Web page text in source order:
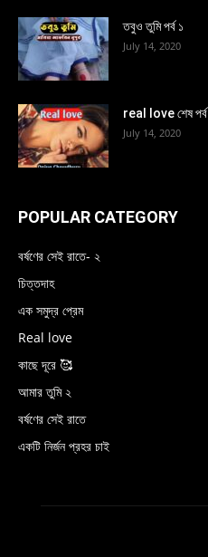
তবুও তুমি পর্ব ১
July 14, 2020
real love শেষ পর্ব
July 14, 2020
POPULAR CATEGORY
বর্ষণের সেই রাতে- ২
চিত্তদাহ
এক সমুদ্র প্রেম
Real love
কাছে দূরে 🥰
আমার তুমি ২
বর্ষণের সেই রাতে
একটি নির্জন প্রহর চাই